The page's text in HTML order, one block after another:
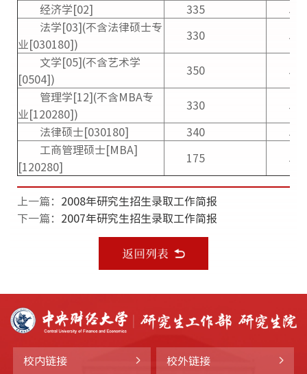
经济学[02]
335
54
法学[03](不含法律硕士专
业[030180])
330
53
文学[05](不含艺术学
[0504])
350
57
管理学[12](不含MBA专
业[120280])
330
54
法律硕士[030180]
340
54
工商管理硕士[MBA]
[120280]
175 54
上一篇： 2008年研究生招生录取工作简报
下一篇： 2007年研究生招生录取工作简报
校内链接 校外链接